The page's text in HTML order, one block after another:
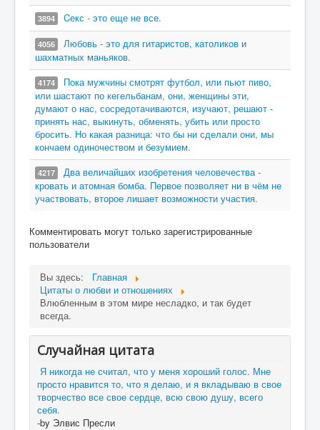
3894 Cекс - это еще не все.
4056
Любовь - это для гитаристов, католиков и
шахматных маньяков.
4174
Пока мужчины смотрят футбол, или пьют пиво,
или шастают по кегельбанам, они, женщины эти,
думают о нас, сосредотачиваются, изучают, решают -
принять нас, выкинуть, обменять, убить или просто
бросить. Но какая разница: что бы ни сделали они, мы
кончаем одиночеством и безумием.
4217
Два величайших изобретения человечества -
кровать и атомная бомба. Первое позволяет ни в чём не
участвовать, второе лишает возможности участия.
Комментировать могут только зарегистрированные
пользователи
Вы здесь:
Главная
Цитаты о любви и отношениях
Влюбленным в этом мире несладко, и так будет
всегда.
Случайная цитата
Я никогда не считал, что у меня хороший голос. Мне
просто нравится то, что я делаю, и я вкладываю в свое
творчество все свое сердце, всю свою душу, всего
себя.
-by Элвис Пресли